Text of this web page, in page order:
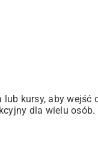
kursy, aby wejść
dla wielu